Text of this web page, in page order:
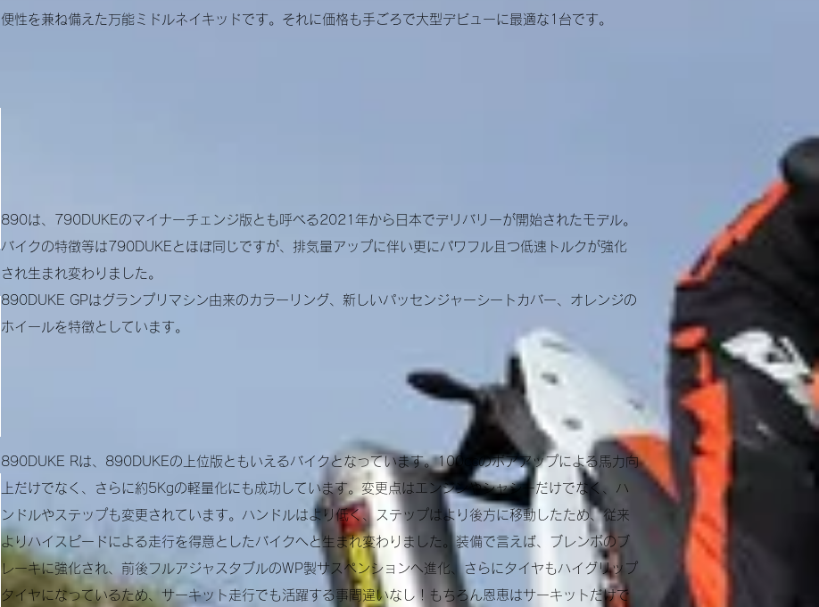
便性を兼ね備えた万能ミドルネイキッドです。それに 価格も手ごろで大型デビューに最適な1台です。
890は、790DUKEのマイナーチェンジ版とも呼べる2021年から日本でデリバリーが開始されたモデル。
バイクの特徴等は790DUKEとほぼ同じですが、排気量アップに伴い更にパワフル且つ低速トルクが強化
され生まれ変わりました。
890DUKE GPはグランプリマシン由来のカラーリング、新しいパッセンジャーシートカバー、オレンジの
ホイールを特徴としています。
890DUKE Rは、890DUKEの上位版ともいえるバイクとなっています。100ccのボアアップによる馬力向
上だけでなく、さらに約5Kgの軽量化にも成功しています。 変更点はエンジンやシャシーだけでなく、ハ
ンドルやステップも変更されています。ハンドルはより低く、ステップはより後方に移動したため、従来
よりハイスピードによる走行を得意としたバイクへと生まれ変わりました。装備で言えば、ブレンボのブ
レーキに強化され、前後フルアジャスタブルのWP製サスペンションへ進化、さらにタイヤもハイグリップ
タイヤになっているため、サーキット走行でも活躍する事間違いなし！もちろん恩恵はサーキットだけで